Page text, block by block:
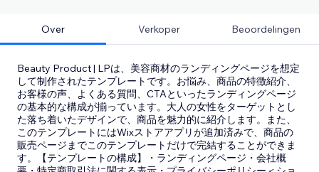
Over Verkoper Beoordelingen
Beauty Product | LPは、美容商材のランディングページを想定
して制作されたテンプレートです。お悩み、商品の特徴紹介、
お客様の声、よくある質問、CTAといったランディングページ
の基本的な構成が揃っています。大人の女性をターゲットとし
た落ち着いたデザインで、商品を魅力的に紹介します。また、
このテンプレートにはWixストアアプリが追加済みで、商品の
販売ページまでこのテンプレートだけで完結することができま
す。【テンプレートの構成】・ランディングページ・会社概